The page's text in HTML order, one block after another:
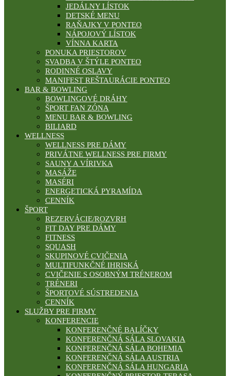
JEDÁLNY LÍSTOK
DETSKÉ MENU
RAŇAJKY V PONTEO
NÁPOJOVÝ LÍSTOK
VÍNNA KARTA
PONUKA PRIESTOROV
SVADBA V ŠTÝLE PONTEO
RODINNÉ OSLAVY
MANIFEST REŠTAURÁCIE PONTEO
BAR & BOWLING
BOWLINGOVÉ DRÁHY
ŠPORT FAN ZÓNA
MENU BAR & BOWLING
BILIARD
WELLNESS
WELLNESS PRE DÁMY
PRIVÁTNE WELLNESS PRE FIRMY
SAUNY A VÍRIVKA
MASÁŽE
MASÉRI
ENERGETICKÁ PYRAMÍDA
CENNÍK
ŠPORT
REZERVÁCIE/ROZVRH
FIT DAY PRE DÁMY
FITNESS
SQUASH
SKUPINOVÉ CVIČENIA
MULTIFUNKČNÉ IHRISKÁ
CVIČENIE S OSOBNÝM TRÉNEROM
TRÉNERI
ŠPORTOVÉ SÚSTREDENIA
CENNÍK
SLUŽBY PRE FIRMY
KONFERENCIE
KONFERENČNÉ BALÍČKY
KONFERENČNÁ SÁLA SLOVAKIA
KONFERENČNÁ SÁLA BOHEMIA
KONFERENČNÁ SÁLA AUSTRIA
KONFERENČNÁ SÁLA HUNGARIA